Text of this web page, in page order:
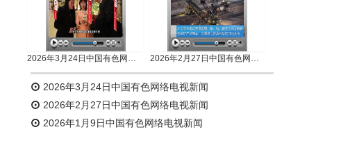
2026年3月24日中国有色网络电视新闻 2026年2月27日中国有色网络电视新闻
2026年3月24日中国有色网络电视新闻
2026年2月27日中国有色网络电视新闻
2026年1月9日中国有色网络电视新闻